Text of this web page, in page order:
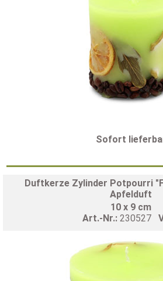
Sofort
Duftkerze Zylinder Potpourri
Apfelduft
10 x 9 cm
Art.-Nr.: 230527